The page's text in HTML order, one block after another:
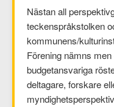
Nästan all
teckenspråkstolken
kommunens/
Förening nämns
budgetansvariga
deltagare, forskare